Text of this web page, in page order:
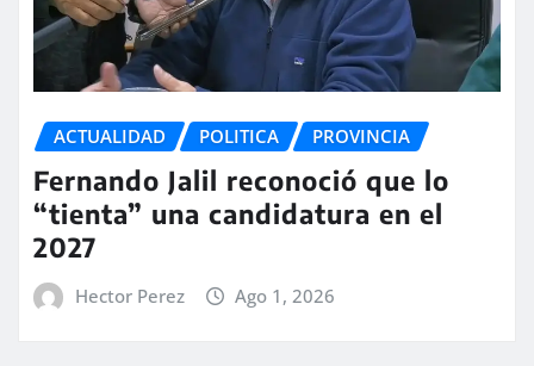
ACTUALIDAD POLITICA PROVINCIA
Fernando Jalil reconoció que lo
“tienta” una candidatura en el
2027
Hector Perez Ago 1, 2026